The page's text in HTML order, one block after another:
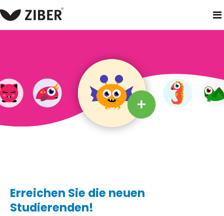
heim neuigkeiten erreichen sie die neuen studierenden!
Erreichen Sie die neuen
Studierenden!